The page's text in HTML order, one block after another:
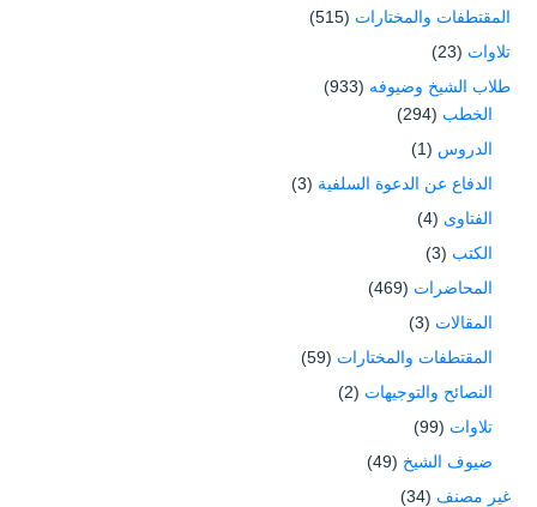
المقتطفات والمختارات (515)
تلاوات (23)
طلاب الشيخ وضيوفه (933)
الخطب (294)
الدروس (1)
الدفاع عن الدعوة السلفية (3)
الفتاوى (4)
الكتب (3)
المحاضرات (469)
المقالات (3)
المقتطفات والمختارات (59)
النصائح والتوجيهات (2)
تلاوات (99)
ضيوف الشيخ (49)
غير مصنف (34)